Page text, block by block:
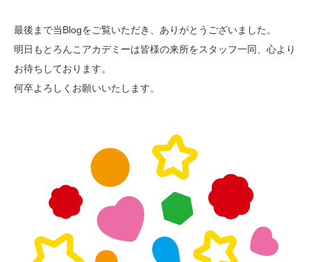
最後まで当Blogをご覧いただき、ありがとうございました。
明日もとろんこアカデミーは皆様の来所をスタッフ一同、心より
お待ちしております。
何卒よろしくお願いいたします。